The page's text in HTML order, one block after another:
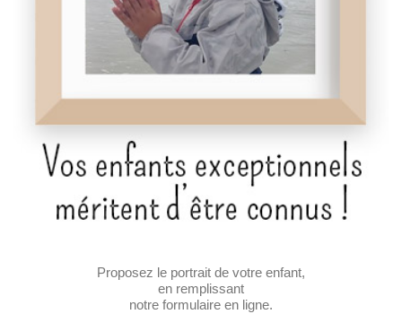
Proposez le portrait de votre enfant,
en remplissant
notre formulaire en ligne.